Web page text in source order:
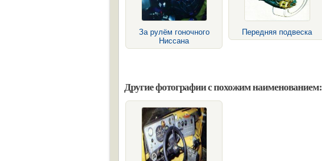
За рулём гоночного
Ниссана
Передняя подвеска
Другие фотографии с похожим наименованием: